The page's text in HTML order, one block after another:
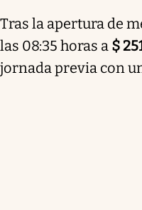
Tras la apertura de
las 08:35 horas a $
jornada previa con